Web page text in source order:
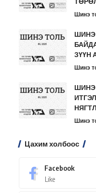
Шинэ
ШИНЭ
ЗҮҮН
Шинэ
ШИНЭ
Шинэ
Цахим холбоос
Facebook
Like